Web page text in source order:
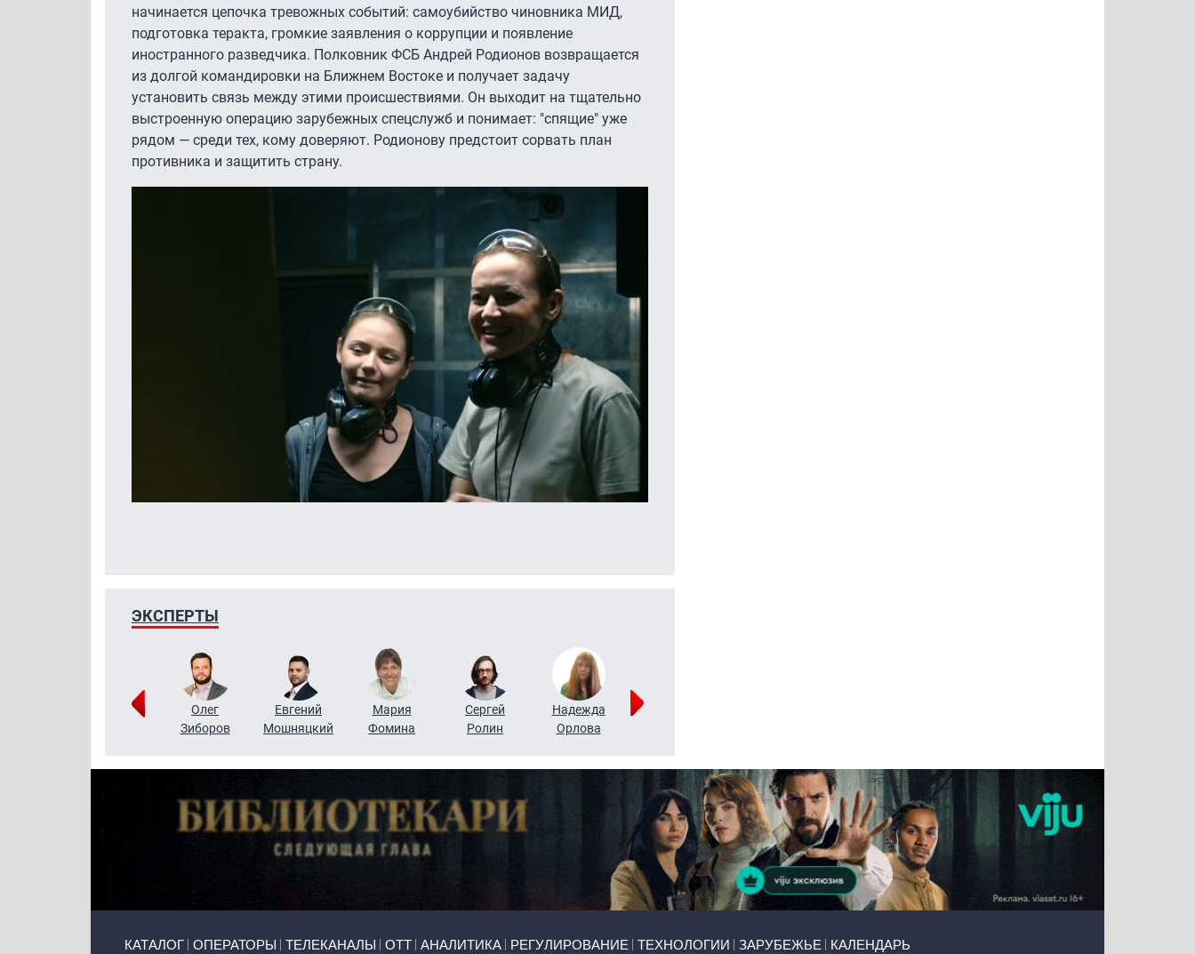
начинается цепочка тревожных событий: самоубийство чиновника МИД,
подготовка теракта, громкие заявления о коррупции и появление
иностранного разведчика. Полковник ФСБ Андрей Родионов возвращается
из долгой командировки на Ближнем Востоке и получает задачу
установить связь между этими происшествиями. Он выходит на тщательно
выстроенную операцию зарубежных спецслужб и понимает: "спящие" уже
рядом — среди тех, кому доверяют. Родионову предстоит сорвать план
противника и защитить страну.
ЭКСПЕРТЫ
Григорий
Олег
Зиборов
Евгений
Мошняцкий
Мария
Фомина
Сергей
Ролин
Надежда
Орлова
КАТАЛОГ ОПЕРАТОРЫ ТЕЛЕКАНАЛЫ ОТТ АНАЛИТИКА РЕГУЛИРОВАНИЕ ТЕХНОЛОГИИ ЗАРУБЕЖЬЕ КАЛЕНДАРЬ